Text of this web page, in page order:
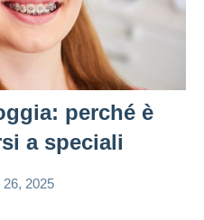
perché è
a speciali
2025